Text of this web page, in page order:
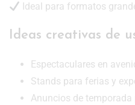
Ideal para formatos
Ideas creativas de
Espectaculares en
Stands para ferias y
Anuncios de